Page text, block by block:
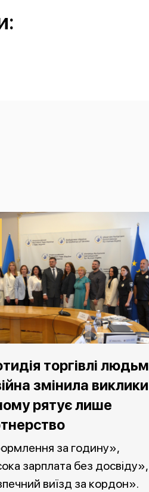
торгівлі
змінила виклики
рятує лише
за годину»,
зарплата без досвіду»,
виїзд за кордон».